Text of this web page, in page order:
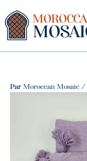
au
contenu
Par Moroccan Mosaic /